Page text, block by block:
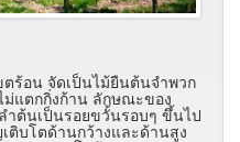
ตร้อน จัดเป็นไม้ยืนต้นจำพวก
ม่แตกกิ่งก้าน ลักษณะของ
ำต้นเป็นรอยขวั้นรอบๆ ขึ้นไป
ติบโตด้านกว้างและด้านสูง